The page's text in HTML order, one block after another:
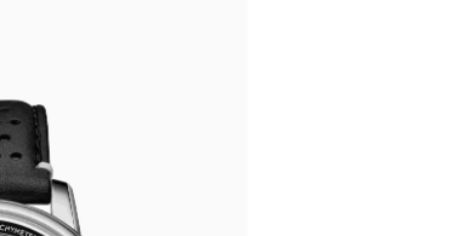
室（需提前预约）
座22层08室（需提前预约）
室（需提前预约）
提前预约）